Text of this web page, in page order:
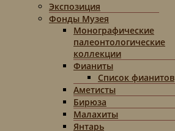
Экспозиция
Фонды Музея
Монографические
палеонтологические
коллекции
Фианиты
Список фианитов
Аметисты
Бирюза
Малахиты
Янтарь